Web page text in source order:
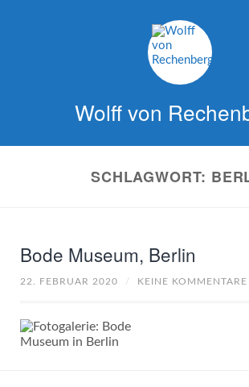
Wolff von
SCHLAGWORT:
Bode Museum, Berlin
22. FEBRUAR 2020 / KEINE KOMMENTARE